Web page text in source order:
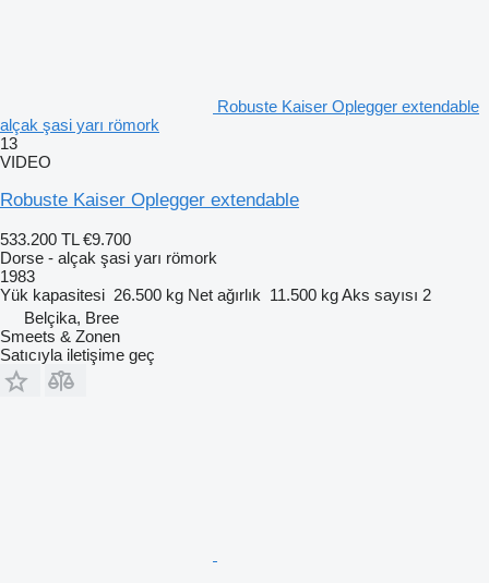
Robuste Kaiser Oplegger extendable
alçak şasi yarı römork
13
VIDEO
Robuste Kaiser Oplegger extendable
533.200 TL €9.700
Dorse - alçak şasi yarı römork
1983
Yük kapasitesi 26.500 kg Net ağırlık 11.500 kgAks sayısı 2
Belçika, Bree
Smeets & Zonen
Satıcıyla iletişime geç